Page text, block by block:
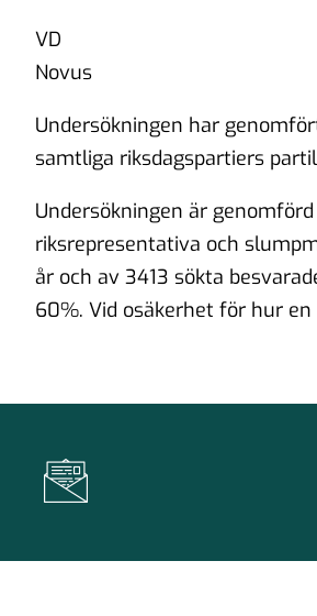
VD
Novus
Undersökningen har
samtliga riksdagspartiers
Undersökningen är
riksrepresentativa och
år och av 3413 sökta
60%. Vid osäkerhet för hur